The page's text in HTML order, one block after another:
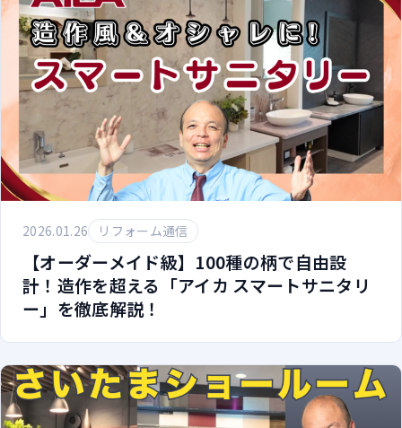
2026.01.26 リフォーム通信
【オーダーメイド級】100種の柄で自由設
計！造作を超える「アイカ スマートサニタリ
ー」を徹底解説！